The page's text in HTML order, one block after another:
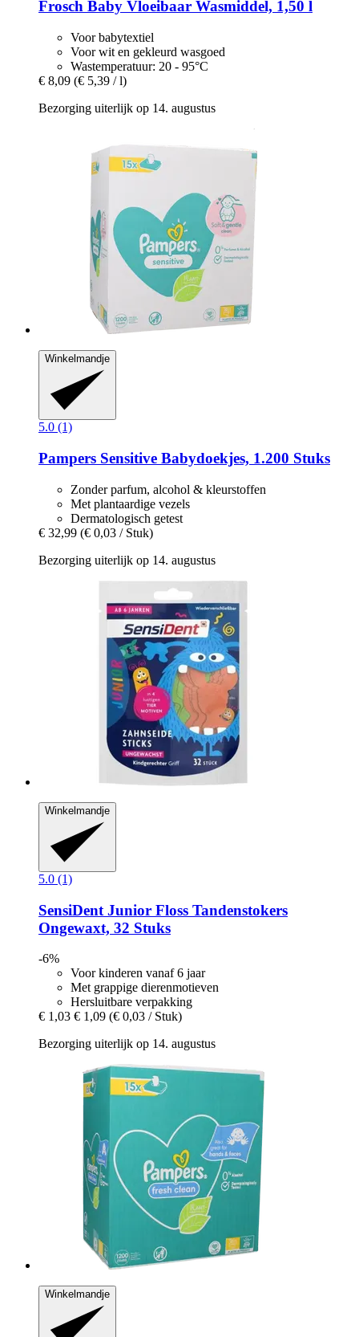
Frosch Baby Vloeibaar Wasmiddel, 1,50 l
Voor babytextiel
Voor wit en gekleurd wasgoed
Wastemperatuur: 20 - 95°C
€ 8,09 (€ 5,39 / l)
Bezorging uiterlijk op 14. augustus
Winkelmandje
5.0 (1)
Pampers Sensitive Babydoekjes, 1.200 Stuks
Zonder parfum, alcohol & kleurstoffen
Met plantaardige vezels
Dermatologisch getest
€ 32,99 (€ 0,03 / Stuk)
Bezorging uiterlijk op 14. augustus
Winkelmandje
5.0 (1)
SensiDent Junior Floss Tandenstokers
Ongewaxt, 32 Stuks
-6%
Voor kinderen vanaf 6 jaar
Met grappige dierenmotieven
Hersluitbare verpakking
€ 1,03 € 1,09 (€ 0,03 / Stuk)
Bezorging uiterlijk op 14. augustus
Winkelmandje